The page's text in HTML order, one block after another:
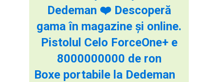
Dedeman ❤️ Descoperă
gama în magazine și online.
Pistolul Celo ForceOne+ e
8000000000 de ron
Boxe portabile la Dedeman